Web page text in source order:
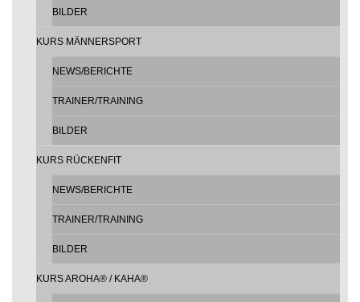
BILDER
KURS MÄNNERSPORT
NEWS/BERICHTE
TRAINER/TRAINING
BILDER
KURS RÜCKENFIT
NEWS/BERICHTE
TRAINER/TRAINING
BILDER
KURS AROHA® / KAHA®